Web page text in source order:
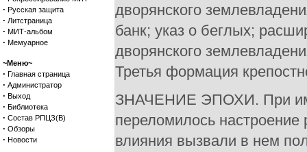
· Русская защита
· Литстраница
· МИТ-альбом
· Мемуарное
~Меню~
· Главная страница
· Администратор
· Выход
· Библиотека
· Состав РПЦЗ(В)
· Обзоры
· Новости
дворянского
банк; указ о беглых;
дворянского
Третья формация
ЗНАЧЕНИЕ ЭПОХИ. При
переломилось настроение
влияния вызвали в нем